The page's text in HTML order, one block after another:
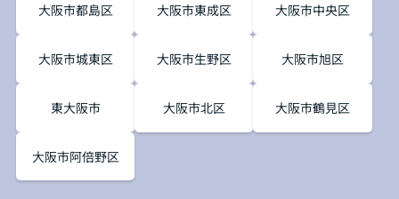
大阪市都島区 大阪市東成区 大阪市中央区
大阪市城東区 大阪市生野区 大阪市旭区
東大阪市 大阪市北区 大阪市鶴見区
大阪市阿倍野区